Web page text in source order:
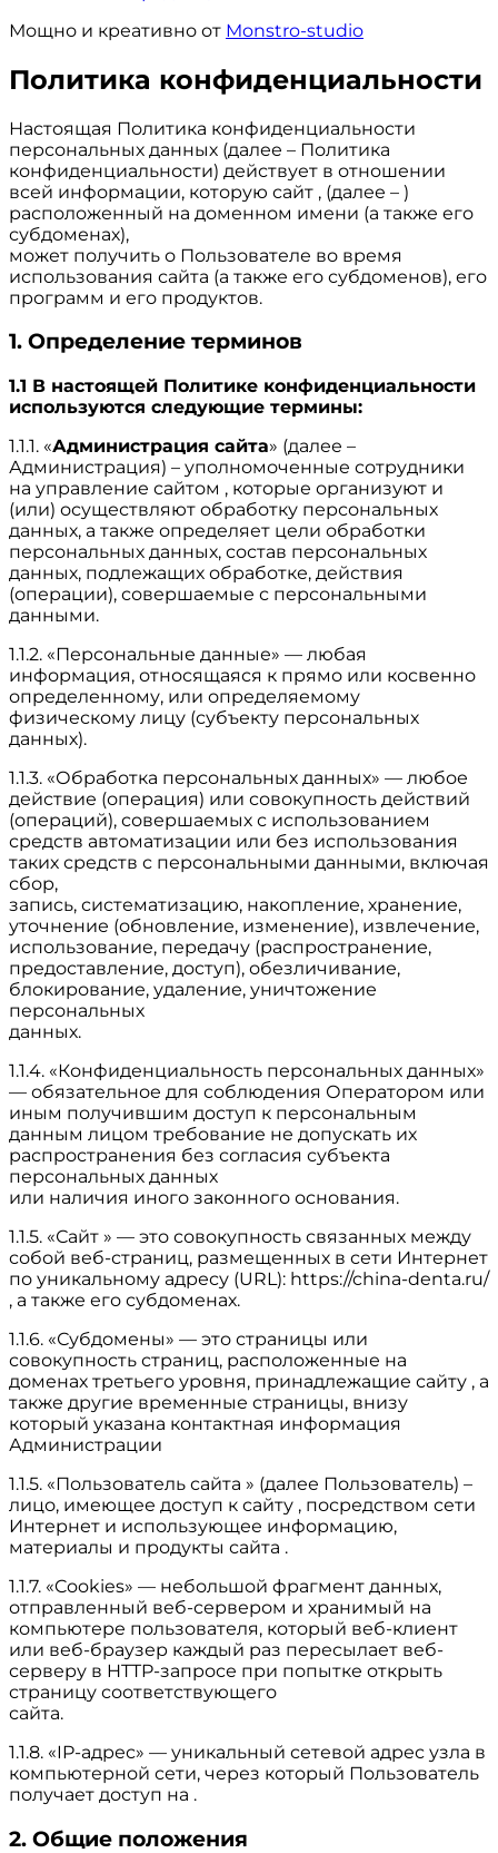
Мощно и креативно от Monstro-studio
Политика конфиденциальности
Настоящая Политика конфиденциальности
персональных данных (далее – Политика
конфиденциальности) действует в отношении
всей информации, которую сайт , (далее – )
расположенный на доменном имени (а также его
субдоменах),
может получить о Пользователе во время
использования сайта (а также его субдоменов), его
программ и его продуктов.
1. Определение терминов
1.1 В настоящей Политике конфиденциальности
используются следующие термины:
1.1.1. «Администрация сайта» (далее –
Администрация) – уполномоченные сотрудники
на управление сайтом , которые организуют и
(или) осуществляют обработку персональных
данных, а также определяет цели обработки
персональных данных, состав персональных
данных, подлежащих обработке, действия
(операции), совершаемые с персональными
данными.
1.1.2. «Персональные данные» — любая
информация, относящаяся к прямо или косвенно
определенному, или определяемому
физическому лицу (субъекту персональных
данных).
1.1.3. «Обработка персональных данных» — любое
действие (операция) или совокупность действий
(операций), совершаемых с использованием
средств автоматизации или без использования
таких средств с персональными данными, включая
сбор,
запись, систематизацию, накопление, хранение,
уточнение (обновление, изменение), извлечение,
использование, передачу (распространение,
предоставление, доступ), обезличивание,
блокирование, удаление, уничтожение
персональных
данных.
1.1.4. «Конфиденциальность персональных данных»
— обязательное для соблюдения Оператором или
иным получившим доступ к персональным
данным лицом требование не допускать их
распространения без согласия субъекта
персональных данных
или наличия иного законного основания.
1.1.5. «Сайт » — это совокупность связанных между
собой веб-страниц, размещенных в сети Интернет
по уникальному адресу (URL): https://china-denta.ru/
, а также его субдоменах.
1.1.6. «Субдомены» — это страницы или
совокупность страниц, расположенные на
доменах третьего уровня, принадлежащие сайту , а
также другие временные страницы, внизу
который указана контактная информация
Администрации
1.1.5. «Пользователь сайта » (далее Пользователь) –
лицо, имеющее доступ к сайту , посредством сети
Интернет и использующее информацию,
материалы и продукты сайта .
1.1.7. «Cookies» — небольшой фрагмент данных,
отправленный веб-сервером и хранимый на
компьютере пользователя, который веб-клиент
или веб-браузер каждый раз пересылает веб-
серверу в HTTP-запросе при попытке открыть
страницу соответствующего
сайта.
1.1.8. «IP-адрес» — уникальный сетевой адрес узла в
компьютерной сети, через который Пользователь
получает доступ на .
2. Общие положения